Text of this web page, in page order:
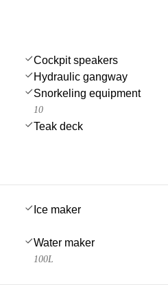
Cockpit speakers
Hydraulic gangway
Snorkeling equipment
10
Teak deck
Ice maker
Water maker
100L